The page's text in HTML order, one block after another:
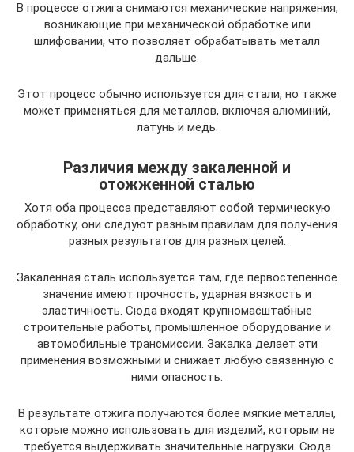
В процессе отжига снимаются механические напряжения,
возникающие при механической обработке или
шлифовании, что позволяет обрабатывать металл
дальше.
Этот процесс обычно используется для стали, но также
может применяться для металлов, включая алюминий,
латунь и медь.
Различия между закаленной и
отожженной сталью
Хотя оба процесса представляют собой термическую
обработку, они следуют разным правилам для получения
разных результатов для разных целей.
Закаленная сталь используется там, где первостепенное
значение имеют прочность, ударная вязкость и
эластичность. Сюда входят крупномасштабные
строительные работы, промышленное оборудование и
автомобильные трансмиссии. Закалка делает эти
применения возможными и снижает любую связанную с
ними опасность.
В результате отжига получаются более мягкие металлы,
которые можно использовать для изделий, которым не
требуется выдерживать значительные нагрузки. Сюда